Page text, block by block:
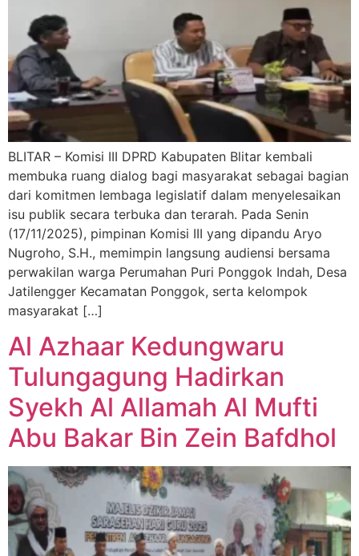
BLITAR – Komisi III DPRD Kabupaten Blitar kembali
membuka ruang dialog bagi masyarakat sebagai bagian
dari komitmen lembaga legislatif dalam menyelesaikan
isu publik secara terbuka dan terarah. Pada Senin
(17/11/2025), pimpinan Komisi III yang dipandu Aryo
Nugroho, S.H., memimpin langsung audiensi bersama
perwakilan warga Perumahan Puri Ponggok Indah, Desa
Jatilengger Kecamatan Ponggok, serta kelompok
masyarakat […]
Al Azhaar Kedungwaru
Tulungagung Hadirkan
Syekh Al Allamah Al Mufti
Abu Bakar Bin Zein Bafdhol